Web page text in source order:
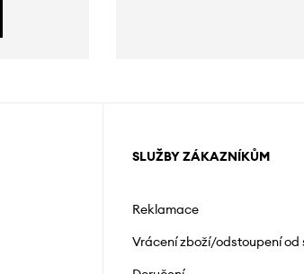
SLUŽBY ZÁKAZNÍKŮM
Reklamace
Vrácení zboží/odstoupení od